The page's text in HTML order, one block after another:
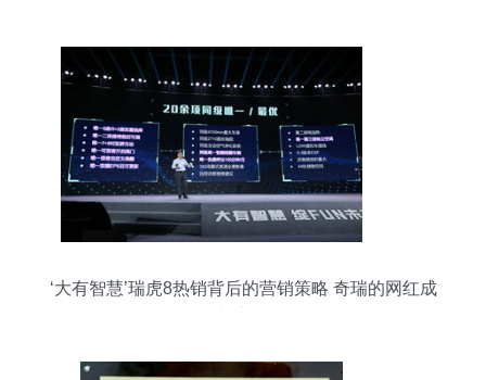
‘大有智慧’瑞虎8热销背后的营销策略 奇瑞的网红成